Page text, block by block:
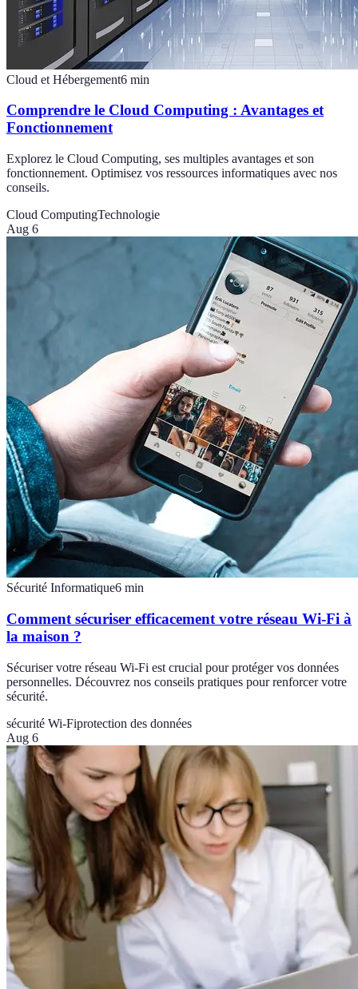
Cloud et Hébergement6 min
Comprendre le Cloud Computing : Avantages et
Fonctionnement
Explorez le Cloud Computing, ses multiples avantages et son
fonctionnement. Optimisez vos ressources informatiques avec nos
conseils.
Cloud ComputingTechnologie
Aug 6
Sécurité Informatique6 min
Comment sécuriser efficacement votre réseau Wi-Fi à
la maison ?
Sécuriser votre réseau Wi-Fi est crucial pour protéger vos données
personnelles. Découvrez nos conseils pratiques pour renforcer votre
sécurité.
sécurité Wi-Fiprotection des données
Aug 6